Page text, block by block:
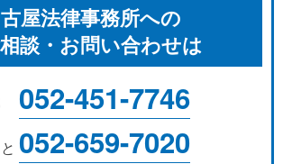
屋法律事務所への
談・お問い合わせは
052-451-7746
052-659-7020